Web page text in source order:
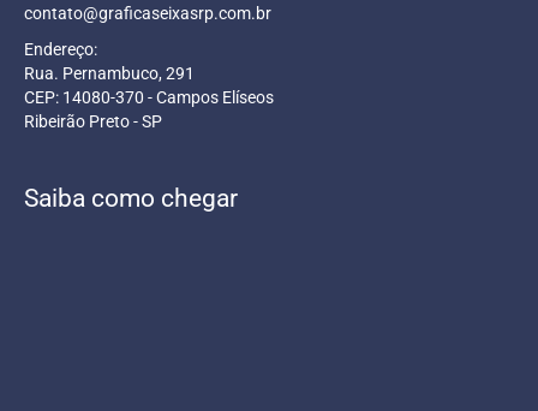
contato@graficaseixasrp.com.br
Endereço:
Rua. Pernambuco, 291
CEP: 14080-370 - Campos Elíseos
Ribeirão Preto - SP
Saiba como chegar